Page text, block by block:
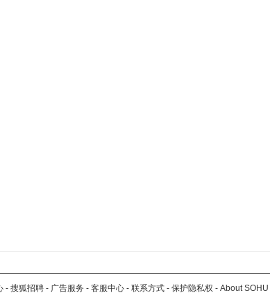
- 搜狐招聘 - 广告服务 - 客服中心 - 联系方式 - 保护隐私权 - About SOHU